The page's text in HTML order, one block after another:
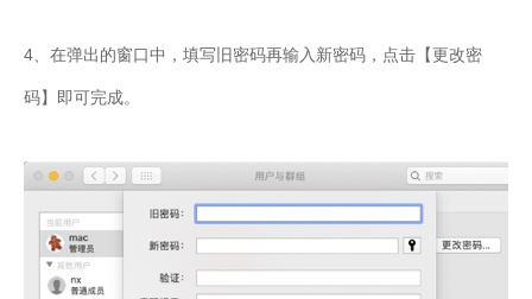
4、在弹出的窗口中，填写旧密码再输入新密码，点击【更改密
码】即可完成。